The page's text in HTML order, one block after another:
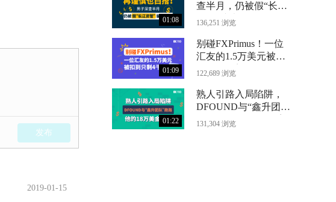
发布
2019-01-15
01:08
查半月，仍被假“长江
资管”骗光71万
136,251 浏览
01:09
别碰FXPrimus！一位
汇友的1.5万美元被扣
到只剩4千
122,689 浏览
01:22
熟人引路入局陷阱，
DFOUND与“鑫升团
队”跑路，他的18万美
131,304 浏览